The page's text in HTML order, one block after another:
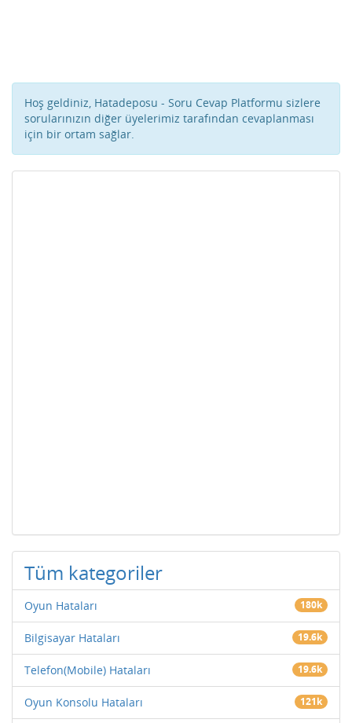
Hoş geldiniz, Hatadeposu - Soru Cevap Platformu sizlere
sorularınızın diğer üyelerimiz tarafından cevaplanması
için bir ortam sağlar.
Tüm kategoriler
Oyun Hataları 180k
Bilgisayar Hataları 19.6k
Telefon(Mobile) Hataları 19.6k
Oyun Konsolu Hataları 121k